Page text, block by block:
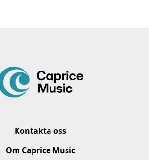
Kontakta oss
Om Caprice Music